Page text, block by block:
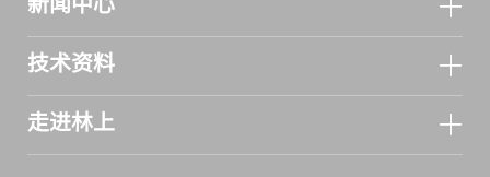
技术资料
走进林上